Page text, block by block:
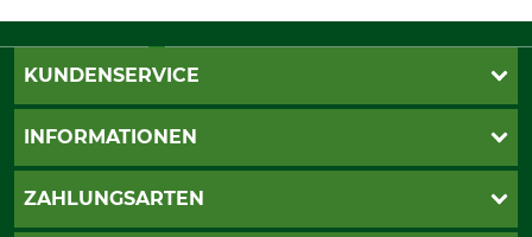
KUNDENSERVICE
Live-Shopping
INFORMATIONEN
AGB
ZAHLUNGSARTEN